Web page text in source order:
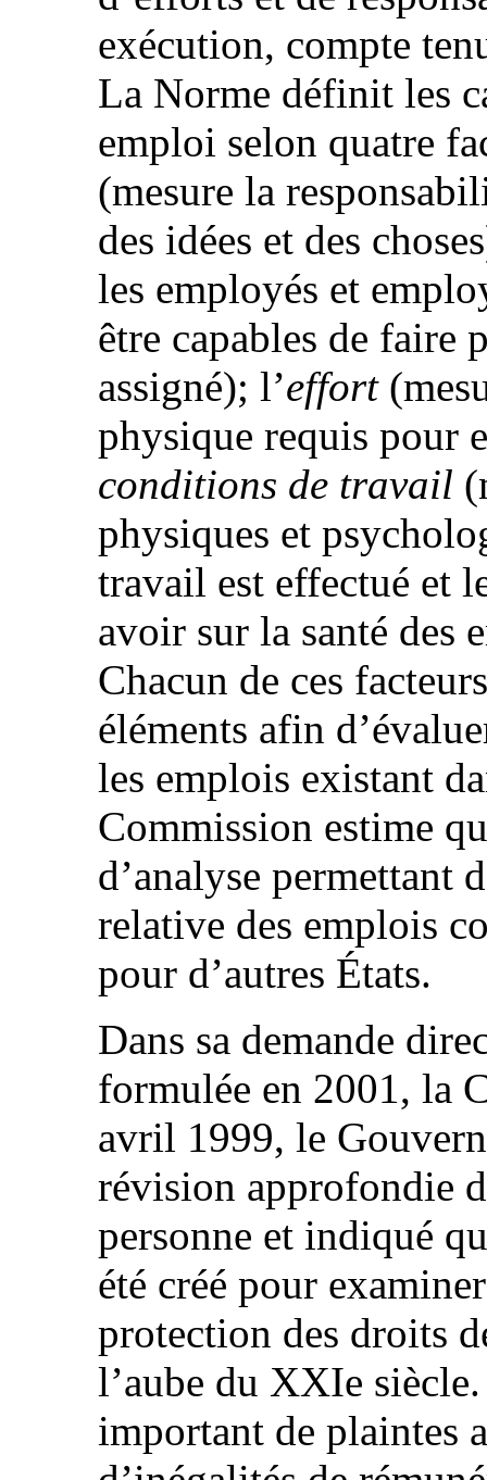
exécution, compte
La Norme définit les
emploi selon quatre
(mesure la
des idées et des
les employés et
être capables de faire
assigné); l’effort
physique requis pour
conditions de travail
physiques et
travail est effectué et
avoir sur la santé des
Chacun de ces
éléments afin
les emplois existant
Commission estime
d’analyse permettant
relative des emplois
pour d’autres États.
Dans sa demande
formulée en 2001, la
avril 1999, le
révision approfondie
personne et indiqué
été créé pour
protection des droits
l’aube du XXIe
important de plaintes